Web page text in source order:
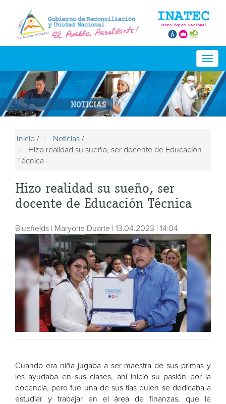
NOTICIAS
Inicio / Noticias /
Hizo realidad su sueño, ser docente de Educación
Técnica
Hizo realidad su sueño, ser
docente de Educación Técnica
Bluefields | Maryorie Duarte | 13.04.2023 | 14:04
Cuando era niña jugaba a ser maestra de sus primas y
les ayudaba en sus clases, ahí inició su pasión por la
docencia, pero fue una de sus tías quien se dedicaba a
estudiar y trabajar en el área de finanzas, que le